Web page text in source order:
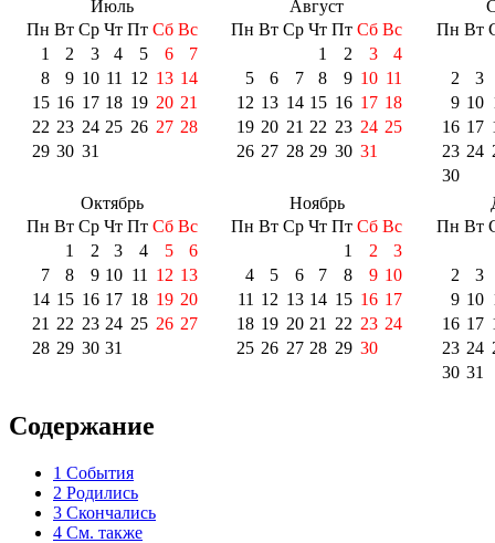
Июль
Пн Вт Ср Чт Пт Сб Вс
1
2 3 4 5 6
7
8
9 10 11 12 13 14
15 16 17 18 19 20 21
22 23 24 25 26 27 28
29 30 31
Август
Пн Вт Ср Чт Пт Сб Вс
1
2 3
4
5
6 7 8 9 10 11
12 13 14 15 16 17 18
19 20 21 22 23 24 25
26 27 28 29 30 31
Пн Вт
2
3
9 10
16 17
23 24
30
Октябрь
Пн Вт Ср Чт Пт Сб Вс
1
2 3 4 5
6
7
8 9 10 11 12 13
14 15 16 17 18 19 20
21 22 23 24 25 26 27
28 29 30 31
Ноябрь
Пн Вт Ср Чт Пт Сб Вс
1
2
3
4
5 6 7 8 9 10
11 12 13 14 15 16 17
18 19 20 21 22 23 24
25 26 27 28 29 30
Пн Вт
2
3
9 10
16 17
23 24
30 31
Содержание
1 События
2 Родились
3 Скончались
4 См. также